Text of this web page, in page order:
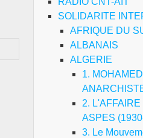
SOLIDARITE
AFRIQUE DU
ALBANAIS
ALGERIE
1.
2.
ASPES
3. Le